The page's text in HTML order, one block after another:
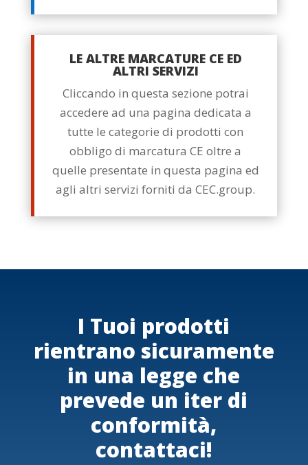
LE ALTRE MARCATURE CE ED
ALTRI SERVIZI
Cliccando in questa sezione potrai
accedere ad una pagina dedicata a
tutte le categorie di prodotti con
obbligo di marcatura CE oltre a
quelle presentate in questa pagina ed
agli altri servizi forniti da CEC.group.
I Tuoi prodotti
rientrano sicuramente
in una legge che
prevede un iter di
conformità,
contattaci!